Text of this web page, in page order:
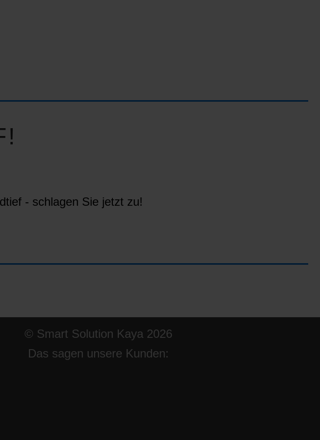
- schlagen Sie jetzt zu!
© Smart Solution Kaya 2026
Das sagen unsere Kunden: